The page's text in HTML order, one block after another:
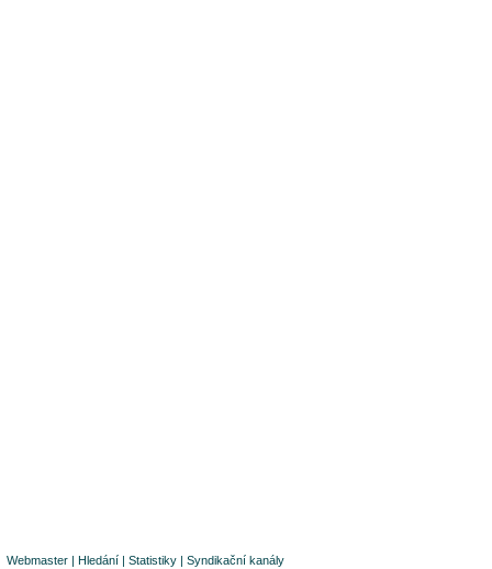
Webmaster | Hledání | Statistiky | Syndikační kanály